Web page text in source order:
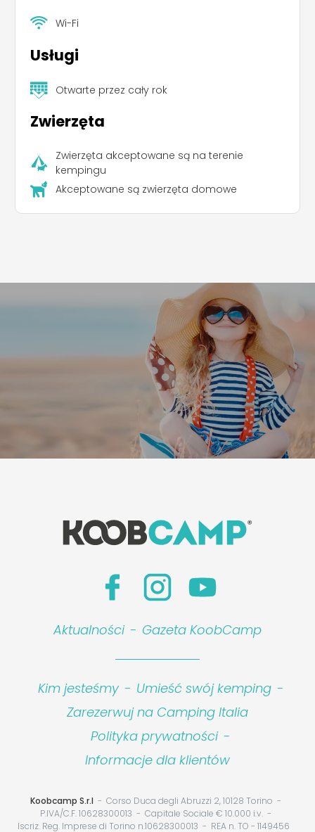
Wi-Fi
Usługi
Otwarte przez cały rok
Zwierzęta
Zwierzęta akceptowane są na terenie
kempingu
Akceptowane są zwierzęta domowe
Aktualności - Gazeta KoobCamp
Kim jesteśmy - Umieść swój kemping -
Zarezerwuj na Camping Italia
Polityka prywatności -
Informacje dla klientów
Koobcamp S.r.l
Corso Duca degli Abruzzi 2, 10128 Torino
P.IVA/C.F. 10628300013
Capitale Sociale € 10.000 i.v.
Iscriz. Reg. Imprese di Torino n.10628300013
REA n. TO - 1149456